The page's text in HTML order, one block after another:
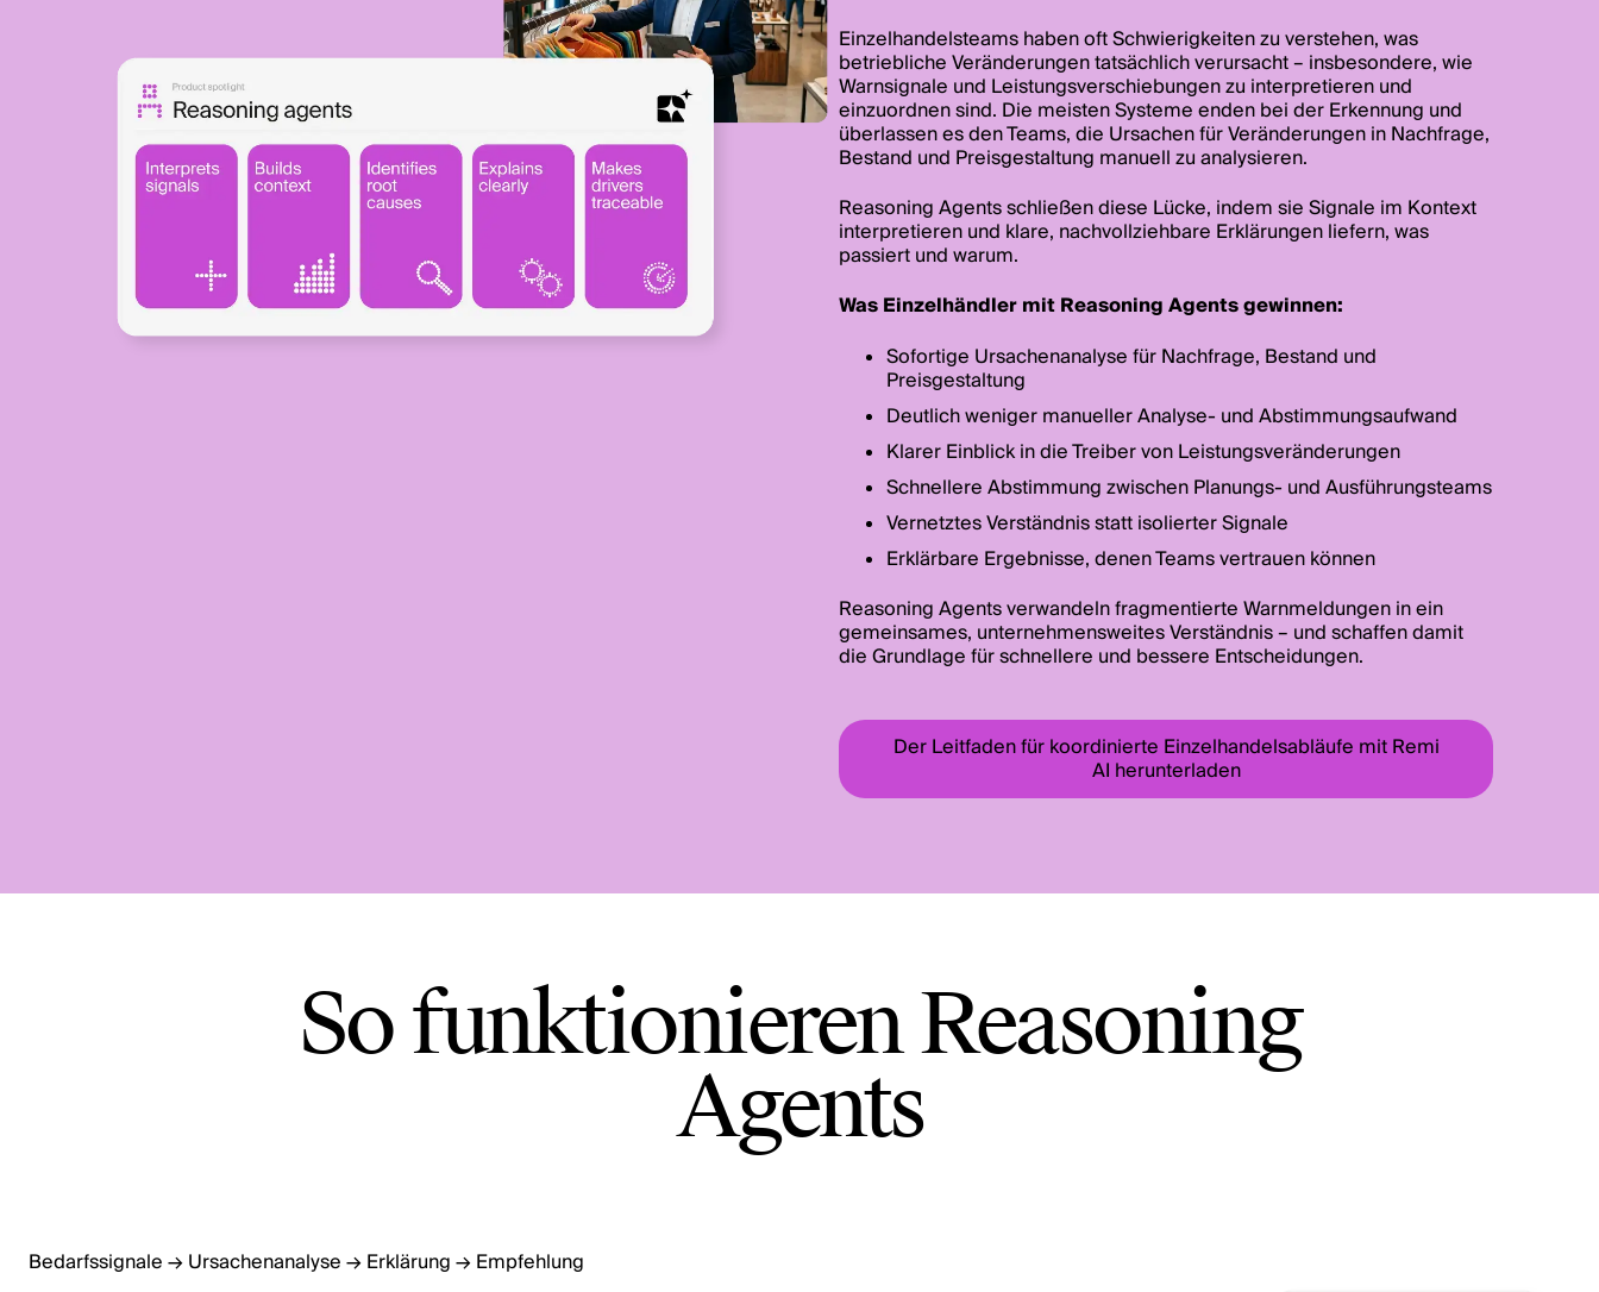
Einzelhandelsteams haben oft Schwierigkeiten zu verstehen, was
betriebliche Veränderungen tatsächlich verursacht – insbesondere, wie
Warnsignale und Leistungsverschiebungen zu interpretieren und
einzuordnen sind. Die meisten Systeme enden bei der Erkennung und
überlassen es den Teams, die Ursachen für Veränderungen in Nachfrage,
Bestand und Preisgestaltung manuell zu analysieren.
Reasoning Agents schließen diese Lücke, indem sie Signale im Kontext
interpretieren und klare, nachvollziehbare Erklärungen liefern, was
passiert und warum.
Was Einzelhändler mit Reasoning Agents gewinnen:
Sofortige Ursachenanalyse für Nachfrage, Bestand und
Preisgestaltung
Deutlich weniger manueller Analyse- und Abstimmungsaufwand
Klarer Einblick in die Treiber von Leistungsveränderungen
Schnellere Abstimmung zwischen Planungs- und Ausführungsteams
Vernetztes Verständnis statt isolierter Signale
Erklärbare Ergebnisse, denen Teams vertrauen können
Reasoning Agents verwandeln fragmentierte Warnmeldungen in ein
gemeinsames, unternehmensweites Verständnis – und schaffen damit
die Grundlage für schnellere und bessere Entscheidungen.
Der Leitfaden für koordinierte Einzelhandelsabläufe mit Remi
AI herunterladen
So funktionieren Reasoning
Agents
Bedarfssignale → Ursachenanalyse → Erklärung → Empfehlung